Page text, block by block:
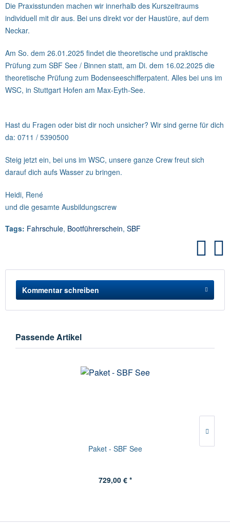
Die Praxisstunden machen wir innerhalb des Kurszeitraums
individuell mit dir aus. Bei uns direkt vor der Haustüre, auf dem
Neckar.
Am So. dem 26.01.2025 findet die theoretische und praktische
Prüfung zum SBF See / Binnen statt, am Di. dem 16.02.2025 die
theoretische Prüfung zum Bodenseeschifferpatent. Alles bei uns im
WSC, in Stuttgart Hofen am Max-Eyth-See.
Hast du Fragen oder bist dir noch unsicher? Wir sind gerne für dich
da: 0711 / 5390500
Steig jetzt ein, bei uns im WSC, unsere ganze Crew freut sich
darauf dich aufs Wasser zu bringen.
Heidi, René
und die gesamte Ausbildungscrew
Tags: Fahrschule, Bootführerschein, SBF
Kommentar schreiben
Passende Artikel
Paket - SBF See
729,00 € *